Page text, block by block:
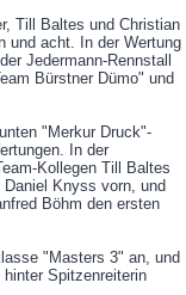
Till Baltes und Christian
und acht. In der Wertung
Jedermann-Rennstall
Bürstner Dümo" und
"Merkur Druck"-
In der
Kollegen Till Baltes
Knyss vorn, und
Böhm den ersten
"Masters 3" an, und
Spitzenreiterin